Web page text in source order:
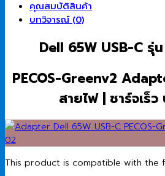
คุณสมบัติสินค้า
บทวิจารณ์ (0)
Dell 65W USB-C รุ่
PECOS-Greenv2
สายไฟ | ชาร์จเร็
This product is compatible with the